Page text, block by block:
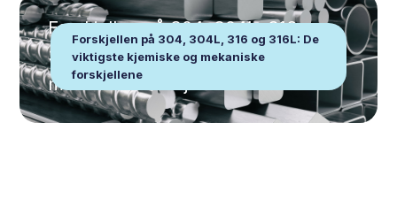
Forskjellen på 304, 304L, 316 og 316L: De
viktigste kjemiske og mekaniske
forskjellene
Forskjellen på 304, 304L, 316 og
316L: De viktigste kjemiske og
mekaniske forskjellene